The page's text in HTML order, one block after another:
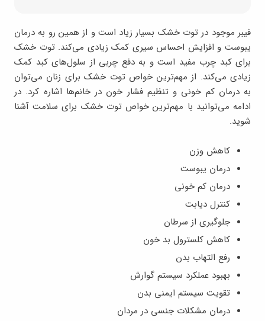
فیبر موجود در توت خشک بسیار زیاد است و از همین رو به درمان
یبوست و افزایش احساس سیری کمک زیادی می‌کند. توت خشک
برای کبد چرب مفید است و به دفع چربی از سلول‌های کبد کمک
زیادی می‌کند. از مهم‌ترین خواص توت خشک برای زنان می‌توان
به درمان کم خونی و تنظیم فشار خون در خانم‌ها اشاره کرد. در
ادامه می‌توانید با مهم‌ترین خواص توت خشک برای سلامت آشنا
شوید.
کاهش وزن
درمان یبوست
درمان کم خونی
کنترل دیابت
جلوگیری از سرطان
کاهش کلسترول بد خون
رفع التهاب بدن
بهبود عملکرد سیستم گوارش
تقویت سیستم ایمنی بدن
درمان مشکلات جنسی در مردان